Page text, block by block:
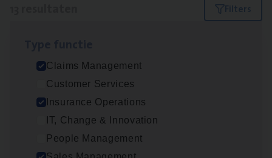
Filters
Claims Management
Customer Services
Insurance Operations
IT, Change & Innovation
People Management
Scha­de­be­heer­der verzekeringen
Claims Management
Sint-Niklaas/Temse